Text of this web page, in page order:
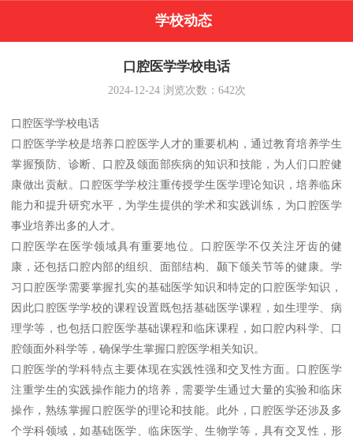
学校动态
口腔医学学校电话
2024-12-24浏览次数： 642次
口腔医学学校电话
口腔医学学校是培养口腔医学人才的重要机构，通过教育培养学生
掌握预防、诊断、口腔及颌面部疾病的知识和技能，为人们口腔健
康做出贡献。口腔医学学校注重传授学生医学理论知识，培养临床
能力和提升研究水平，为学生提供的学术和实践训练，为口腔医学
事业培养出多的人才。
口腔医学在医学领域具有重要地位。口腔医学不仅关注牙齿的健
康，还包括口腔内部的组织、面部结构、颞下颌关节等的健康。学
习口腔医学需要掌握扎实的基础医学知识和特定的口腔医学知识，
因此口腔医学学校的课程设置既包括基础医学课程，如生理学、病
理学等，也包括口腔医学基础课程和临床课程，如口腔内科学、口
腔颌面外科学等，确保学生掌握口腔医学相关知识。
口腔医学的学科特点主要体现在实践性强和交叉性方面。口腔医学
注重学生的实践操作能力的培养，需要学生通过大量的实验和临床
操作，熟练掌握口腔医学的理论和技能。此外，口腔医学还涉及多
个学科领域，如基础医学、临床医学、生物学等，具有交叉性，形